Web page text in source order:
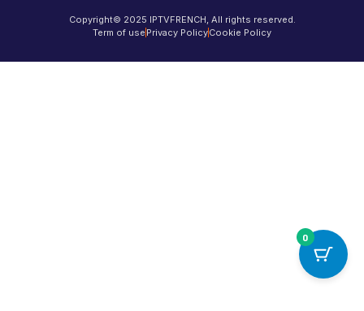
Copyright© 2025 IPTVFRENCH, All rights reserved.
Term of use Privacy PolicyCookie Policy
0